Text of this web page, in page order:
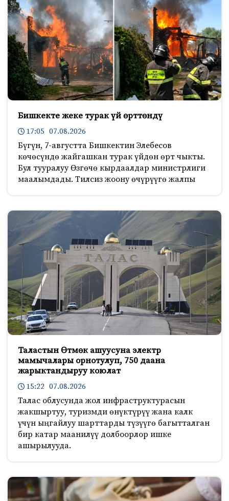
Бишкекте жеке турак үй өрттөндү
17:05 07.08.2026
Бүгүн, 7-августта Бишкектин Элебесов
көчөсүндө жайгашкан турак үйдөн өрт чыкты.
Бул тууралуу Өзгөчө кырдаалдар министрлиги
маалымдады. Тилсиз жоону өчүрүүгө жалпы
Таластын Өтмөк ашуусуна электр
мамычалары орнотулуп, 750 даана
жарыктандыруу коюлат
15:22 07.08.2026
Талас облусунда жол инфраструктурасын
жакшыртуу, туризмди өнүктүрүү жана калк
үчүн ыңгайлуу шарттарды түзүүгө багытталган
бир катар маанилүү долбоорлор ишке
ашырылууда.